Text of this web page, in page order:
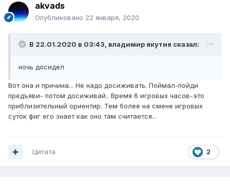
akvads
Опубликовано 22 января, 2020
В 22.01.2020 в 03:43, владимир якутия сказал:
ночь досидел
Вот она и причина... Не надо досиживать. Поймал-пойди
предъяви- потом досиживай.. Время 6 игровых часов-это
приблизительный ориентир. Тем более на смене игровых
суток фиг его знает как оно там считается...
2
Цитата